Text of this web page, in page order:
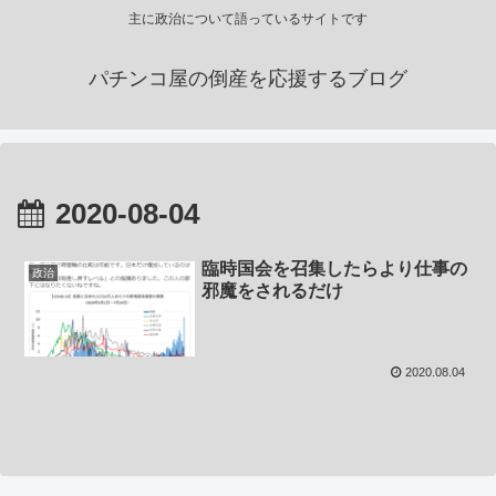
主に政治について語っているサイトです
パチンコ屋の倒産を応援するブログ
2020-08-04
政治
臨時国会を召集したらより仕事の
邪魔をされるだけ
2020.08.04